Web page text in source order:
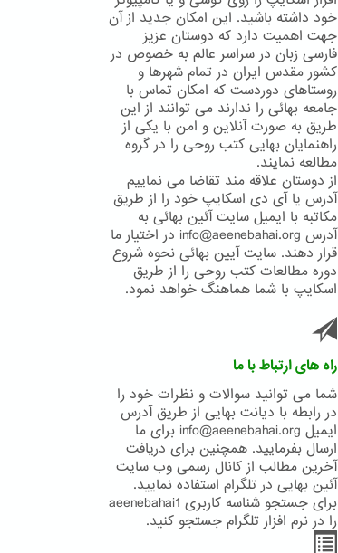
خود داشته باشید. این امکان جدید از آن
جهت اهمیت دارد که دوستان عزیز
فارسی زبان در سراسر عالم به خصوص در
کشور مقدس ایران در تمام شهرها و
روستاهای دوردست که امکان تماس با
جامعه بهائی را ندارند می توانند از این
طریق به صورت آنلاین و امن با یکی از
راهنمایان بهایی کتب روحی را در گروه
مطالعه نمایند.
از دوستان علاقه مند تقاضا می نماییم
آدرس یا آی دی اسکایپ خود را از طریق
مکاتبه با ایمیل سایت آئین بهائی به
آدرس info@aeenebahai.org در اختیار ما
قرار دهند. سایت آیین بهائی نحوه شروع
دوره مطالعات کتب روحی را از طریق
اسکایپ با شما هماهنگ خواهد نمود.
راه های ارتباط با ما
شما می توانید سوالات و نظرات خود را
در رابطه با دیانت بهایی از طریق آدرس
ایمیل info@aeenebahai.org برای ما
ارسال بفرمایید. همچنین برای دریافت
آخرین مطالب از کانال رسمی وب سایت
آئین بهایی در تلگرام استفاده نمایید.
برای جستجو شناسه کاربری aeenebahai1
را در نرم افزار تلگرام جستجو کنید.